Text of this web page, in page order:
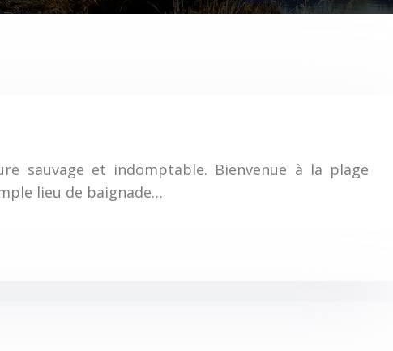
sauvage et indomptable. Bienvenue à la plage
lieu de baignade…